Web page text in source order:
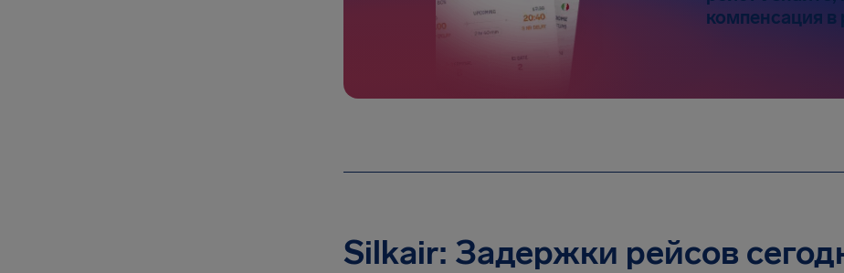
компенсация в
Silkair: Задержки рейсов